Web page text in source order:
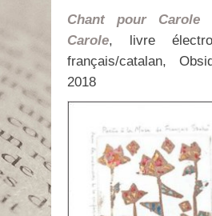
Chant pour
Carole, livre
français/catalan,
2018